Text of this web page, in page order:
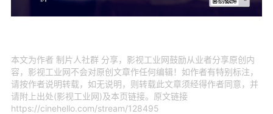
本文为作者 制片人社群 分享，影视工业网鼓励从业者分享原创内
容，影视工业网不会对原创文章作任何编辑！如作者有特别标注，
请按作者说明转载，如无说明，则转载此文章须经得作者同意，并
请附上出处(影视工业网)及本页链接。原文链接
https://cinehello.com/stream/128495